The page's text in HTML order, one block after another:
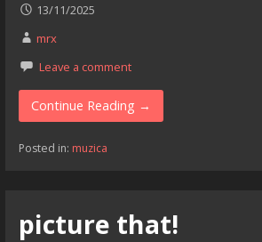
13/11/2025
mrx
Leave a comment
Continue Reading →
Posted in: muzica
picture that!